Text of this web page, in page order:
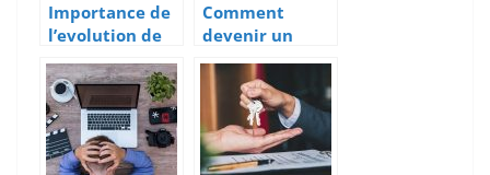
Importance de
l’evolution de
la comptabilite
pour une
entreprise
Comment
devenir un
transporteur
professionnel ?